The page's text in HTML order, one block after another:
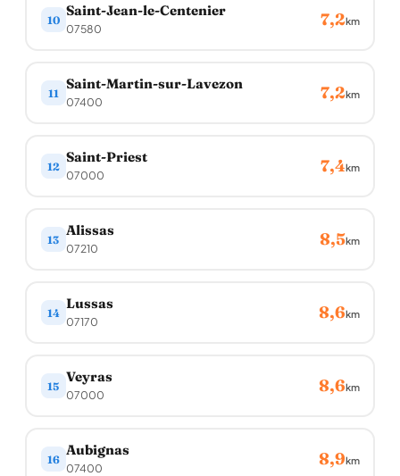
10
Saint-Jean-le-Centenier
07580 7,2km
11
Saint-Martin-sur-Lavezon
07400 7,2km
12
Saint-Priest
07000 7,4km
13
Alissas
07210 8,5km
14
Lussas
07170 8,6km
15
Veyras
07000 8,6km
16
Aubignas
07400 8,9km